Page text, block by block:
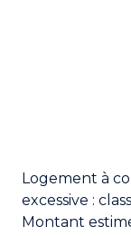
Logement à
excessive :
Montant